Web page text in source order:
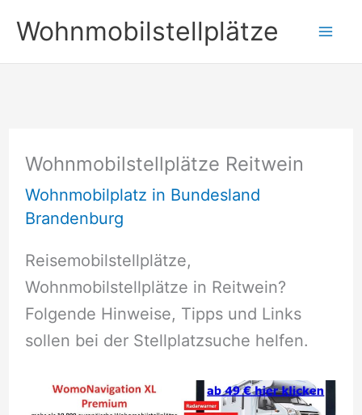
Inhalt
springen
Wohnmobilstellplätze
Wohnmobilstellplätze Reitwein
Wohnmobilplatz in Bundesland
Brandenburg
Reisemobilstellplätze,
Wohnmobilstellplätze in Reitwein?
Folgende Hinweise, Tipps und Links
sollen bei der Stellplatzsuche helfen.